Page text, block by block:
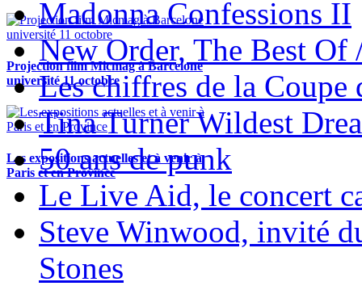
Projection film Micmag à Barcelone
université 11 octobre
Les expositions actuelles et à venir à
Paris et en Province
Madonna Confessions II
New Order, The Best Of
Les chiffres de la Coupe
Tina Turner Wildest
50 ans de punk
Le Live Aid, le concert
Steve Winwood, invité
Stones